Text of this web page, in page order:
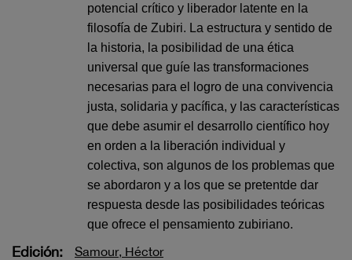
potencial crítico y liberador latente en la
filosofía de Zubiri. La estructura y sentido de
la historia, la posibilidad de una ética
universal que guíe las transformaciones
necesarias para el logro de una convivencia
justa, solidaria y pacífica, y las características
que debe asumir el desarrollo científico hoy
en orden a la liberación individual y
colectiva, son algunos de los problemas que
se abordaron y a los que se pretentde dar
respuesta desde las posibilidades teóricas
que ofrece el pensamiento zubiriano.
Edición: Samour, Héctor